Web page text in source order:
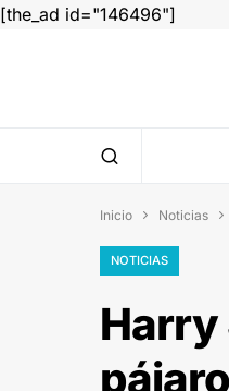
[the_ad id="146496"]
Inicio  Noticias 
NOTICIAS
Harry